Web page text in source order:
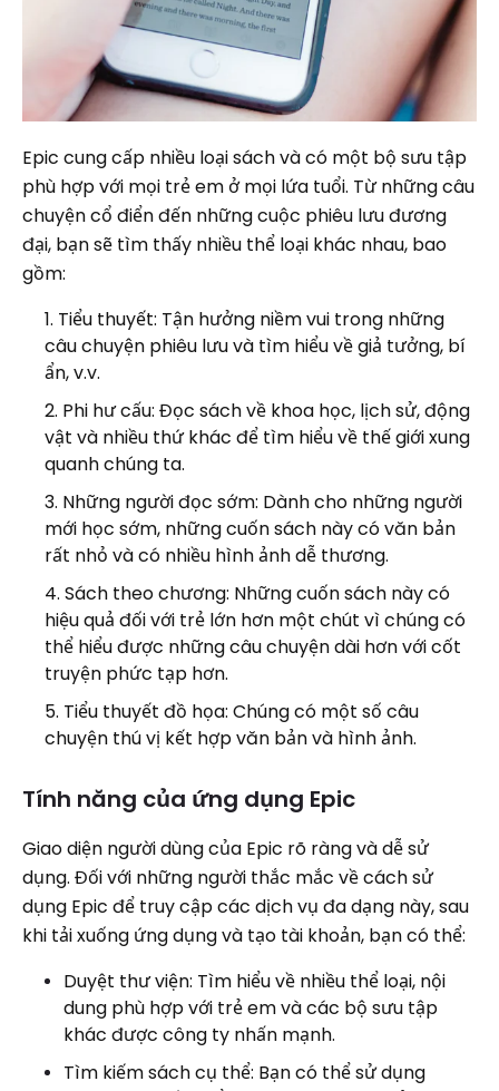
Epic cung cấp nhiều loại sách và có một bộ sưu tập
phù hợp với mọi trẻ em ở mọi lứa tuổi. Từ những câu
chuyện cổ điển đến những cuộc phiêu lưu đương
đại, bạn sẽ tìm thấy nhiều thể loại khác nhau, bao
gồm:
Tiểu thuyết: Tận hưởng niềm vui trong những
câu chuyện phiêu lưu và tìm hiểu về giả tưởng, bí
ẩn, v.v.
Phi hư cấu: Đọc sách về khoa học, lịch sử, động
vật và nhiều thứ khác để tìm hiểu về thế giới xung
quanh chúng ta.
Những người đọc sớm: Dành cho những người
mới học sớm, những cuốn sách này có văn bản
rất nhỏ và có nhiều hình ảnh dễ thương.
Sách theo chương: Những cuốn sách này có
hiệu quả đối với trẻ lớn hơn một chút vì chúng có
thể hiểu được những câu chuyện dài hơn với cốt
truyện phức tạp hơn.
Tiểu thuyết đồ họa: Chúng có một số câu
chuyện thú vị kết hợp văn bản và hình ảnh.
Tính năng của ứng dụng Epic
Giao diện người dùng của Epic rõ ràng và dễ sử
dụng. Đối với những người thắc mắc về cách sử
dụng Epic để truy cập các dịch vụ đa dạng này, sau
khi tải xuống ứng dụng và tạo tài khoản, bạn có thể:
Duyệt thư viện: Tìm hiểu về nhiều thể loại, nội
dung phù hợp với trẻ em và các bộ sưu tập
khác được công ty nhấn mạnh.
Tìm kiếm sách cụ thể: Bạn có thể sử dụng